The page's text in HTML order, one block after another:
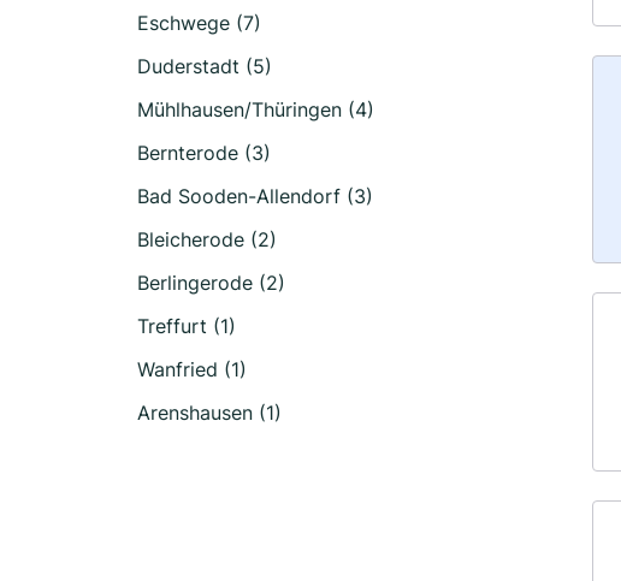
Eschwege (7)
Duderstadt (5)
Mühlhausen/Thüringen (4)
Bernterode (3)
Bad Sooden-Allendorf (3)
Bleicherode (2)
Berlingerode (2)
Treffurt (1)
Wanfried (1)
Arenshausen (1)